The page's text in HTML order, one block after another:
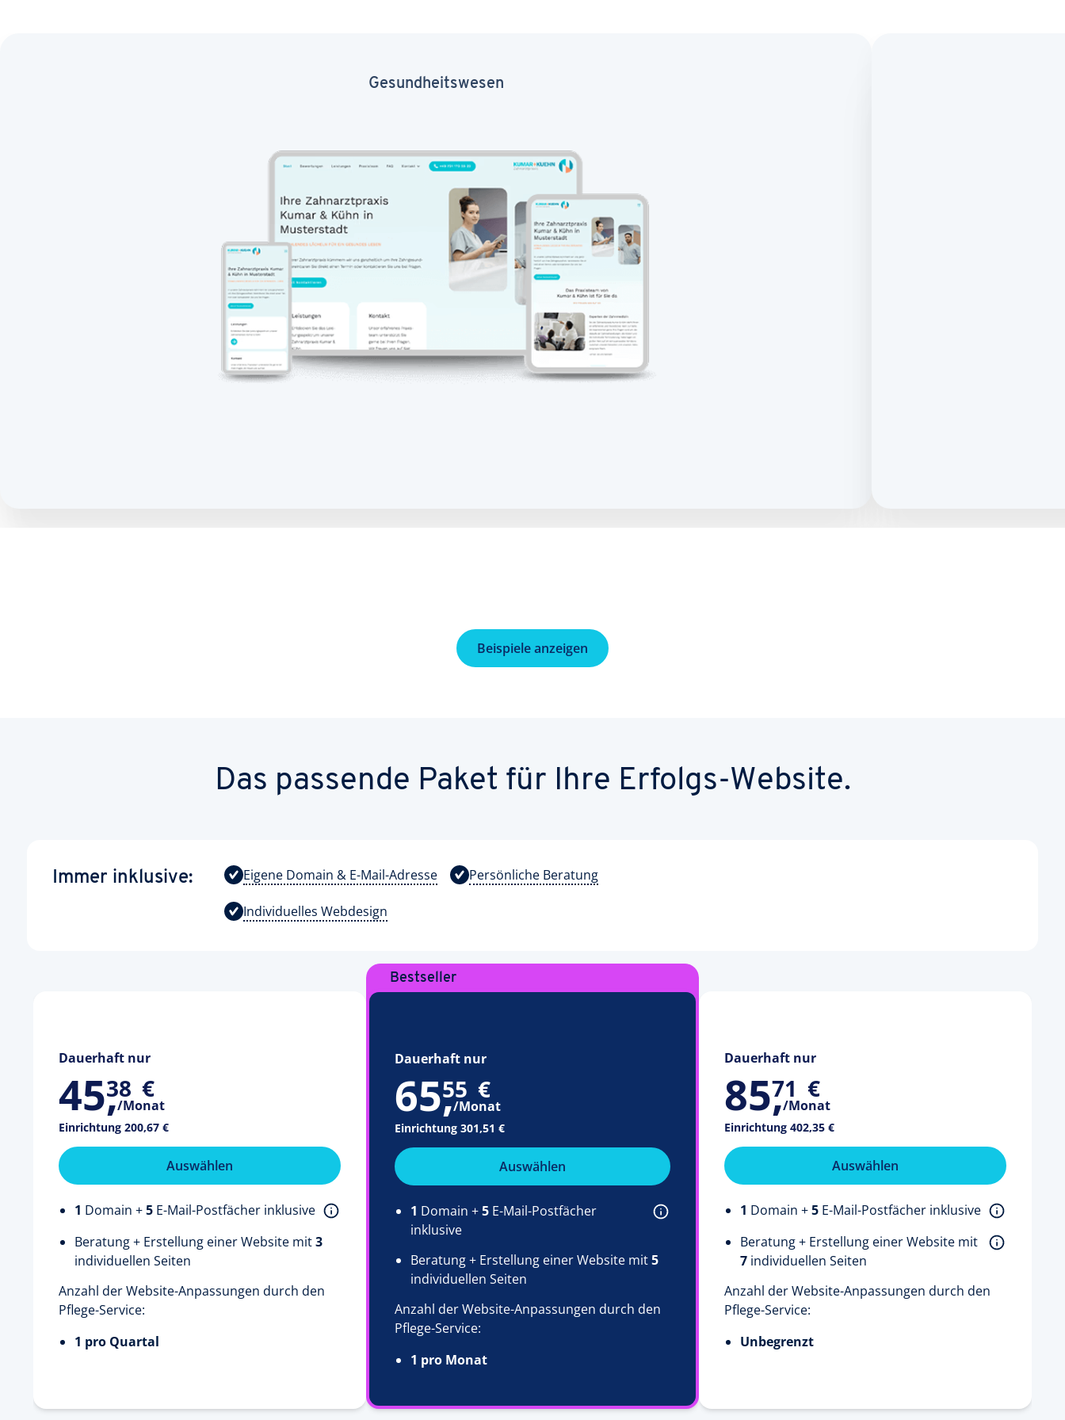
Gesundheitswesen
Beispiele anzeigen
Das passende Paket für Ihre Erfolgs-Website.
Immer inklusive: Eigene Domain & E-Mail-Adresse Persönliche Beratung
Individuelles Webdesign
Dauerhaft nur
45,
38 €
/Monat
Einrichtung 200,67 €
Auswählen
1 Domain +5 E-Mail-Postfächer inklusive
Beratung + Erstellung einer Website mit3
individuellen Seiten
Anzahl der Website-Anpassungen durch den
Pflege-Service:
1 pro Quartal
Bestseller
Dauerhaft nur
65,
55 €
/Monat
Einrichtung 301,51 €
Auswählen
1 Domain +5 E-Mail-Postfächer
inklusive
Beratung + Erstellung einer Website mit5
individuellen Seiten
Anzahl der Website-Anpassungen durch den
Pflege-Service:
1 pro Monat
Dauerhaft nur
85,
71 €
/Monat
Einrichtung 402,35 €
Auswählen
1 Domain +5 E-Mail-Postfächer inklusive
Beratung + Erstellung einer Website mit
7 individuellen Seiten
Anzahl der Website-Anpassungen durch den
Pflege-Service:
Unbegrenzt